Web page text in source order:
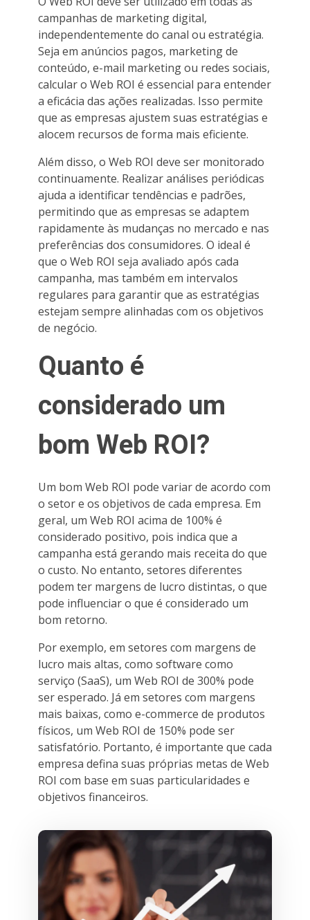
campanhas de marketing digital,
independentemente do canal ou estratégia.
Seja em anúncios pagos, marketing de
conteúdo, e-mail marketing ou redes sociais,
calcular o Web ROI é essencial para entender
a eficácia das ações realizadas. Isso permite
que as empresas ajustem suas estratégias e
alocem recursos de forma mais eficiente.
Além disso, o Web ROI deve ser monitorado
continuamente. Realizar análises periódicas
ajuda a identificar tendências e padrões,
permitindo que as empresas se adaptem
rapidamente às mudanças no mercado e nas
preferências dos consumidores. O ideal é
que o Web ROI seja avaliado após cada
campanha, mas também em intervalos
regulares para garantir que as estratégias
estejam sempre alinhadas com os objetivos
de negócio.
Quanto é
considerado um
bom Web ROI?
Um bom Web ROI pode variar de acordo com
o setor e os objetivos de cada empresa. Em
geral, um Web ROI acima de 100% é
considerado positivo, pois indica que a
campanha está gerando mais receita do que
o custo. No entanto, setores diferentes
podem ter margens de lucro distintas, o que
pode influenciar o que é considerado um
bom retorno.
Por exemplo, em setores com margens de
lucro mais altas, como software como
serviço (SaaS), um Web ROI de 300% pode
ser esperado. Já em setores com margens
mais baixas, como e-commerce de produtos
físicos, um Web ROI de 150% pode ser
satisfatório. Portanto, é importante que cada
empresa defina suas próprias metas de Web
ROI com base em suas particularidades e
objetivos financeiros.